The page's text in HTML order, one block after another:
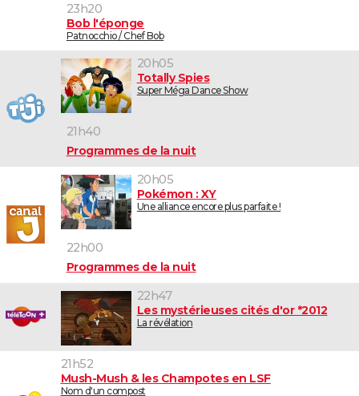
23h20
Bob l'éponge
Patnocchio / Chef Bob
20h05
Totally Spies
Super Méga Dance Show
21h40
Programmes de la nuit
20h05
Pokémon : XY
Une alliance encore plus parfaite !
22h00
Programmes de la nuit
22h47
Les mystérieuses cités d'or *2012
La révélation
21h52
Mush-Mush & les Champotes en LSF
Nom d'un compost